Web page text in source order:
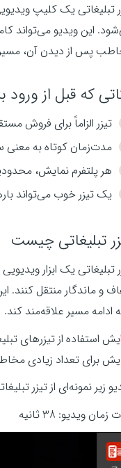
تبلیغاتی یک کلیپ
این ویدیو می‌تواند
پس از دیدن آن،
که قبل از ورود
تیزر الزاماً برای فروش
مدت‌زمان کوتاه به معنی
هر پلتفرم نمایش،
یک تیزر خوب می‌تواند
تبلیغاتی چیست
تبلیغاتی یک ابزار
و ماندگار منتقل کنند.
ادامه مسیر علاقه‌مند کند.
استفاده از تیزرهای
برای تعداد زیادی
زیر نمونه‌ای از تیزر
ویدیو: 38 ثانیه